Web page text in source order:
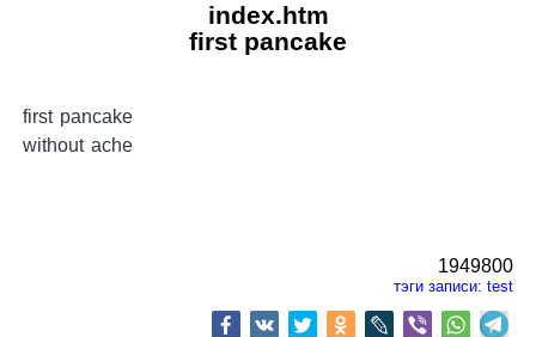
index.htm
first pancake
first pancake
without ache
1949800
тэги записи: test